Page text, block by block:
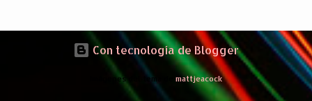
del Sr. Angel Traversi de AMT Desarrollos * 7 Invitaciones para
Google Wave , si bien ya son muchas las que estan dando vueltas,
nunca estan de mas. (*) Sobre Subtes y Algo Mas : La forma más
fácil de conocer el Subte de la Ciudad de Buenos Aires Sabias que
en el Subte de Buenos Aires hay murales de artistas de renombre
Con tecnología de Blogger
Imágenes del tema de mattjeacock